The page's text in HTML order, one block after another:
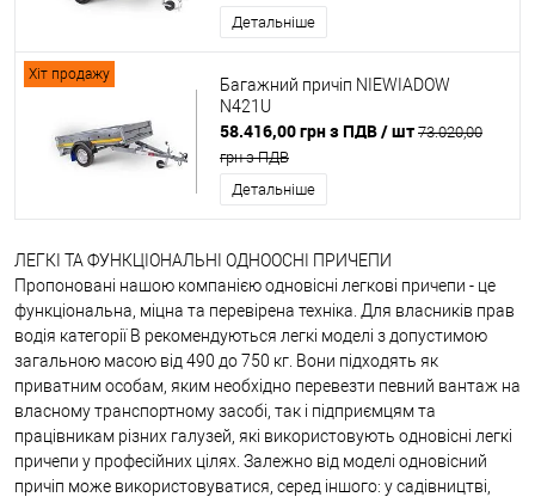
Детальніше
Хіт продажу
Багажний причіп NIEWIADOW
N421U
58.416,00 грн з ПДВ/ шт 73.020,00
грн з ПДВ
Детальніше
ЛЕГКІ ТА ФУНКЦІОНАЛЬНІ ОДНООСНІ ПРИЧЕПИ
Пропоновані нашою компанією одновісні легкові причепи - це
функціональна, міцна та перевірена техніка. Для власників прав
водія категорії B рекомендуються легкі моделі з допустимою
загальною масою від 490 до 750 кг. Вони підходять як
приватним особам, яким необхідно перевезти певний вантаж на
власному транспортному засобі, так і підприємцям та
працівникам різних галузей, які використовують одновісні легкі
причепи у професійних цілях. Залежно від моделі одновісний
причіп може використовуватися, серед іншого: у садівництві,